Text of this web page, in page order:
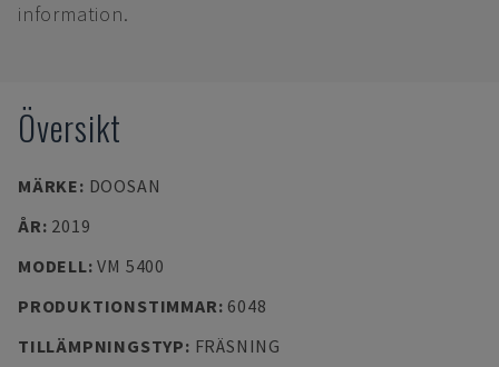
information.
Översikt
MÄRKE: DOOSAN
ÅR: 2019
MODELL:VM 5400
PRODUKTIONSTIMMAR: 6048
TILLÄMPNINGSTYP: FRÄSNING